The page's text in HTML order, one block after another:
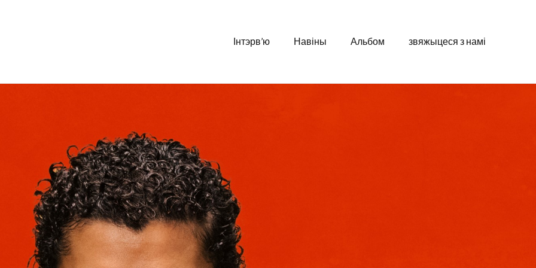
Інтэрв’ю Навіны Альбом звяжыцеся з намі